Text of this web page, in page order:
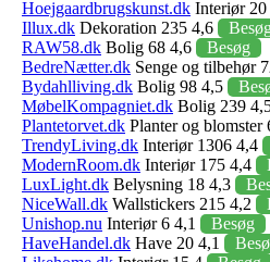
Hoejgaardbrugskunst.dk Interiør 20
Illux.dk Dekoration 235 4,6
RAW58.dk Bolig 68 4,6
Besøg
BedreNætter.dk Senge og tilbehør
Bydahlliving.dk Bolig 98 4,5
MøbelKompagniet.dk Bolig 239
Plantetorvet.dk Planter og blomster
TrendyLiving.dk Interiør 1306 4,4
ModernRoom.dk Interiør 175 4,4
LuxLight.dk Belysning 18 4,3
NiceWall.dk Wallstickers 215 4,2
Unishop.nu Interiør 6 4,1
Besøg
HaveHandel.dk Have 20 4,1